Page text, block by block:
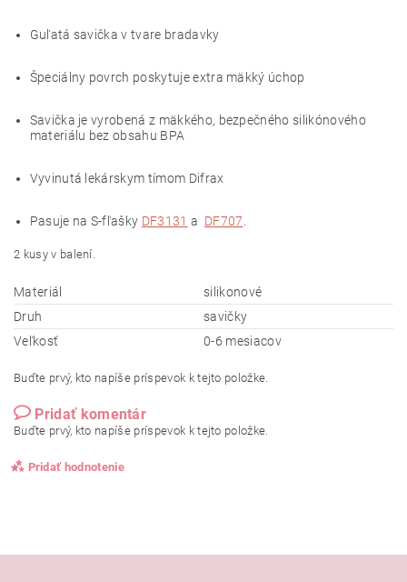
Guľatá savička v tvare bradavky
Špeciálny povrch poskytuje extra mäkký úchop
Savička je vyrobená z mäkkého, bezpečného silikónového
materiálu bez obsahu BPA
Vyvinutá lekárskym tímom Difrax
Pasuje na S-fľašky DF3131 a DF707
2 kusy v balení.
Materiál
silikonové
Druh
savičky
Veľkosť
0-6 mesiacov
Buďte prvý, kto napíše príspevok k tejto položke.
Pridať komentár
Buďte prvý, kto napíše príspevok k tejto položke.
Pridať hodnotenie